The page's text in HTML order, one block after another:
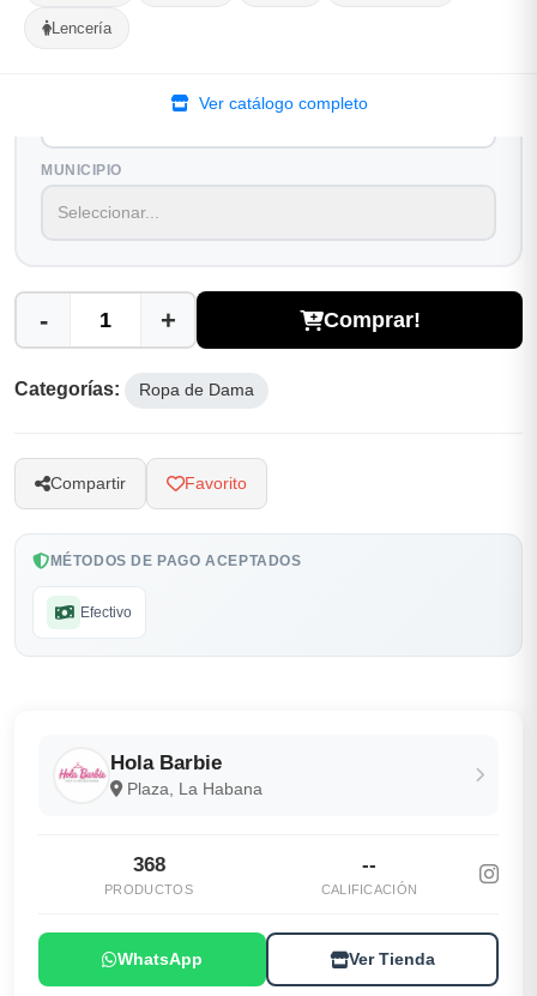
Lencería
Ver catálogo completo
Selecciona tu ubicacion
MUNICIPIO
- + Comprar!
Categorías: Ropa de Dama
Compartir Favorito
MÉTODOS DE PAGO ACEPTADOS
Efectivo
Hola Barbie
Plaza, La Habana
368
PRODUCTOS
--
CALIFICACIÓN
WhatsApp Ver Tienda